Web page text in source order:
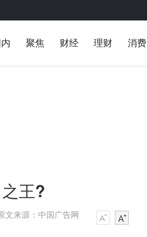
聚焦 财经 理财 消费
王?
文来源：中国广告网